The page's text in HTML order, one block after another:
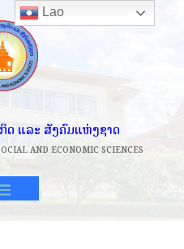
ດ ແລະ ສັງຄົມແຫ່ງຊາດ
AND ECONOMIC SCIENCES
Lao